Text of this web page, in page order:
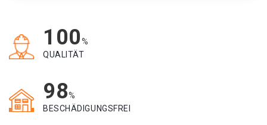
100%
QUALITÄT
98%
BESCHÄDIGUNGSFREI